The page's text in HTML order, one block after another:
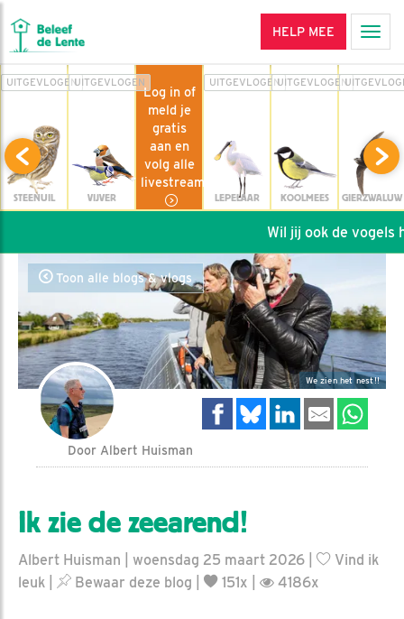
HELP MEE
UITGEVLOGEN
STEENUIL
UITGEVLOGEN
VIJVER
Log in of
meld je
gratis
aan en
volg alle
livestreams
UITGEVLOGEN
LEPELAAR
UITGEVLOGEN
KOOLMEES GIERZWALUW
Wil jij ook de vogels
Toon alle blogs & vlogs
We zien het nest!!
Door Albert Huisman
Ik zie de zeearend!
Albert Huisman | woensdag 25 maart 2026 |
Vind ik
leuk
Bewaar deze blog 151x | 4186x